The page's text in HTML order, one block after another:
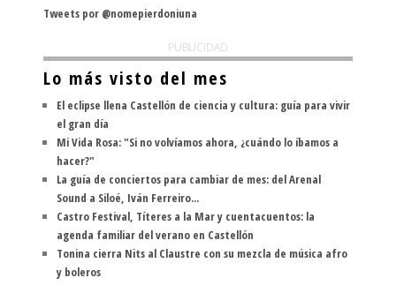
Tweets por @nomepierdoniuna
PUBLICIDAD
Lo más visto del mes
El eclipse llena Castellón de ciencia y cultura: guía para vivir
el gran día
Mi Vida Rosa: "Si no volvíamos ahora, ¿cuándo lo íbamos a
hacer?"
La guía de conciertos para cambiar de mes: del Arenal
Sound a Siloé, Iván Ferreiro...
Castro Festival, Títeres a la Mar y cuentacuentos: la
agenda familiar del verano en Castellón
Tonina cierra Nits al Claustre con su mezcla de música afro
y boleros